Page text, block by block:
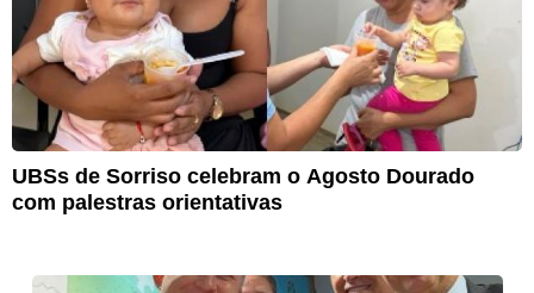
UBSs de Sorriso celebram o Agosto Dourado
com palestras orientativas